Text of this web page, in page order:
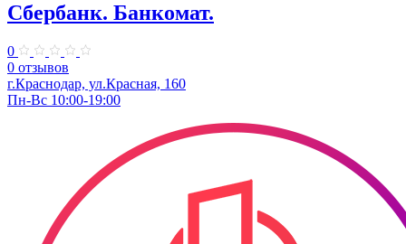
Сбербанк. Банкомат.
0
0 отзывов
г.Краснодар, ул.​Красная, 160
Пн-Вс 10:00-19:00